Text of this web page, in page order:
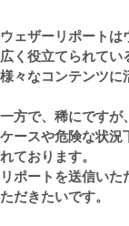
ウェザーリポートは
広く役立てられてい
様々なコンテンツに
一方で、稀にですが
ケースや危険な状況
れております。
リポートを送信い
ただきたいです。